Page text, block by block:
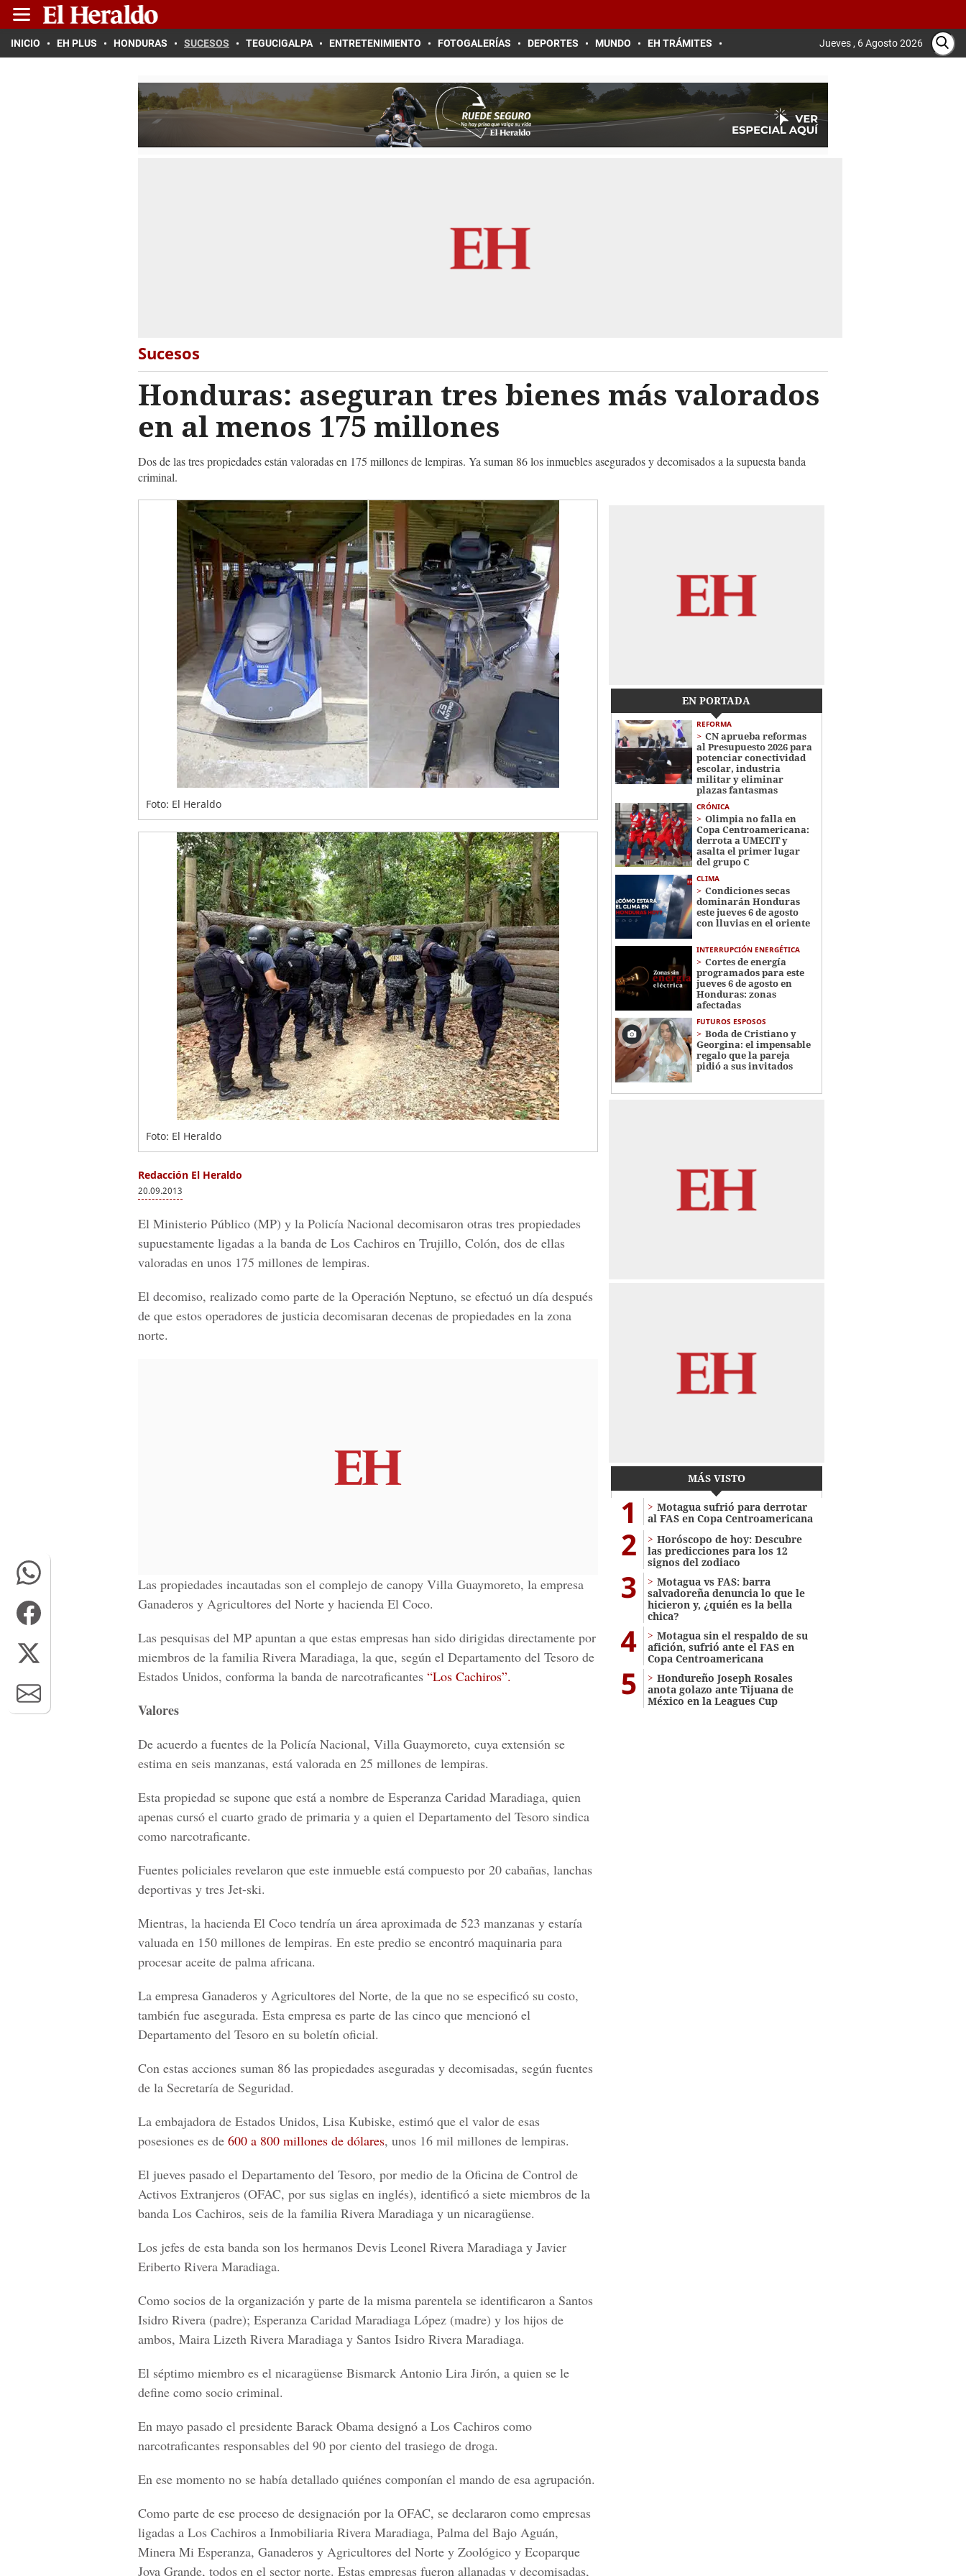
INICIO EH PLUS HONDURAS SUCESOS TEGUCIGALPA ENTRETENIMIENTO FOTOGALERÍAS DEPORTES MUNDO EH TRÁMITES Jueves , 6 Agosto 2026
Sucesos
Honduras: aseguran tres bienes más valorados
en al menos 175 millones
Dos de las tres propiedades están valoradas en 175 millones de lempiras. Ya suman 86 los inmuebles asegurados y decomisados a la supuesta banda
criminal.
Foto: El Heraldo
Foto: El Heraldo
Redacción El Heraldo
20.09.2013
El Ministerio Público (MP) y la Policía Nacional decomisaron otras tres propiedades
supuestamente ligadas a la banda de Los Cachiros en Trujillo, Colón, dos de ellas
valoradas en unos 175 millones de lempiras.
El decomiso, realizado como parte de la Operación Neptuno, se efectuó un día después
de que estos operadores de justicia decomisaran decenas de propiedades en la zona
norte.
Las propiedades incautadas son el complejo de canopy Villa Guaymoreto, la empresa
Ganaderos y Agricultores del Norte y hacienda El Coco.
Las pesquisas del MP apuntan a que estas empresas han sido dirigidas directamente por
miembros de la familia Rivera Maradiaga, la que, según el Departamento del Tesoro de
Estados Unidos, conforma la banda de narcotraficantes “Los Cachiros”.
Valores
De acuerdo a fuentes de la Policía Nacional, Villa Guaymoreto, cuya extensión se
estima en seis manzanas, está valorada en 25 millones de lempiras.
Esta propiedad se supone que está a nombre de Esperanza Caridad Maradiaga, quien
apenas cursó el cuarto grado de primaria y a quien el Departamento del Tesoro sindica
como narcotraficante.
Fuentes policiales revelaron que este inmueble está compuesto por 20 cabañas, lanchas
deportivas y tres Jet-ski.
Mientras, la hacienda El Coco tendría un área aproximada de 523 manzanas y estaría
valuada en 150 millones de lempiras. En este predio se encontró maquinaria para
procesar aceite de palma africana.
La empresa Ganaderos y Agricultores del Norte, de la que no se especificó su costo,
también fue asegurada. Esta empresa es parte de las cinco que mencionó el
Departamento del Tesoro en su boletín oficial.
Con estas acciones suman 86 las propiedades aseguradas y decomisadas, según fuentes
de la Secretaría de Seguridad.
La embajadora de Estados Unidos, Lisa Kubiske, estimó que el valor de esas
posesiones es de 600 a 800 millones de dólares, unos 16 mil millones de lempiras.
El jueves pasado el Departamento del Tesoro, por medio de la Oficina de Control de
Activos Extranjeros (OFAC, por sus siglas en inglés), identificó a siete miembros de la
banda Los Cachiros, seis de la familia Rivera Maradiaga y un nicaragüense.
Los jefes de esta banda son los hermanos Devis Leonel Rivera Maradiaga y Javier
Eriberto Rivera Maradiaga.
Como socios de la organización y parte de la misma parentela se identificaron a Santos
Isidro Rivera (padre); Esperanza Caridad Maradiaga López (madre) y los hijos de
ambos, Maira Lizeth Rivera Maradiaga y Santos Isidro Rivera Maradiaga.
El séptimo miembro es el nicaragüense Bismarck Antonio Lira Jirón, a quien se le
define como socio criminal.
En mayo pasado el presidente Barack Obama designó a Los Cachiros como
narcotraficantes responsables del 90 por ciento del trasiego de droga.
En ese momento no se había detallado quiénes componían el mando de esa agrupación.
Como parte de ese proceso de designación por la OFAC, se declararon como empresas
ligadas a Los Cachiros a Inmobiliaria Rivera Maradiaga, Palma del Bajo Aguán,
Minera Mi Esperanza, Ganaderos y Agricultores del Norte y Zoológico y Ecoparque
Joya Grande, todos en el sector norte. Estas empresas fueron allanadas y decomisadas,
EN PORTADA
REFORMA
CN aprueba reformas
al Presupuesto 2026 para
potenciar conectividad
escolar, industria
militar y eliminar
plazas fantasmas
CRÓNICA
Olimpia no falla en
Copa Centroamericana:
derrota a UMECIT y
asalta el primer lugar
del grupo C
CLIMA
Condiciones secas
dominarán Honduras
este jueves 6 de agosto
con lluvias en el oriente
INTERRUPCIÓN ENERGÉTICA
Cortes de energía
programados para este
jueves 6 de agosto en
Honduras: zonas
afectadas
FUTUROS ESPOSOS
Boda de Cristiano y
Georgina: el impensable
regalo que la pareja
pidió a sus invitados
MÁS VISTO
1
Motagua sufrió para derrotar
al FAS en Copa Centroamericana
2
Horóscopo de hoy: Descubre
las predicciones para los 12
signos del zodiaco
3
Motagua vs FAS: barra
salvadoreña denuncia lo que le
hicieron y, ¿quién es la bella
chica?
4
Motagua sin el respaldo de su
afición, sufrió ante el FAS en
Copa Centroamericana
5
Hondureño Joseph Rosales
anota golazo ante Tijuana de
México en la Leagues Cup